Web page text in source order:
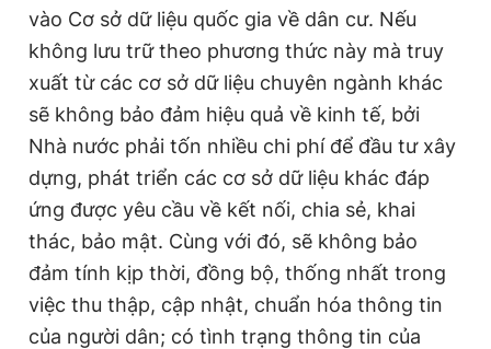
vào Cơ sở dữ liệu quốc gia về dân cư. Nếu
không lưu trữ theo phương thức này mà truy
xuất từ các cơ sở dữ liệu chuyên ngành khác
sẽ không bảo đảm hiệu quả về kinh tế, bởi
Nhà nước phải tốn nhiều chi phí để đầu tư xây
dựng, phát triển các cơ sở dữ liệu khác đáp
ứng được yêu cầu về kết nối, chia sẻ, khai
thác, bảo mật. Cùng với đó, sẽ không bảo
đảm tính kịp thời, đồng bộ, thống nhất trong
việc thu thập, cập nhật, chuẩn hóa thông tin
của người dân; có tình trạng thông tin của